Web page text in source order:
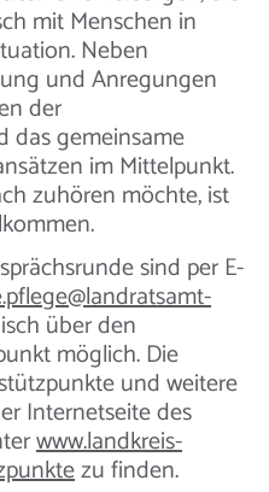
mit Menschen in
Neben
und Anregungen
der
das gemeinsame
im Mittelpunkt.
zuhören möchte, ist
sind per E-
über den
möglich. Die
und weitere
Internetseite des
www.landkreis-
zu finden.